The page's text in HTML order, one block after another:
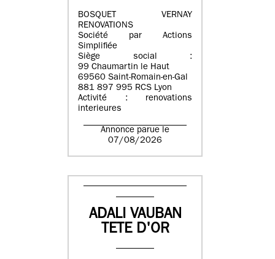
BOSQUET VERNAY
RENOVATIONS
Société par Actions
Simplifiée
Siège social :
99 Chaumartin le Haut
69560 Saint-Romain-en-Gal
881 897 995 RCS Lyon
Activité : renovations
interieures
Annonce parue le
07/08/2026
ADALI VAUBAN
TETE D'OR